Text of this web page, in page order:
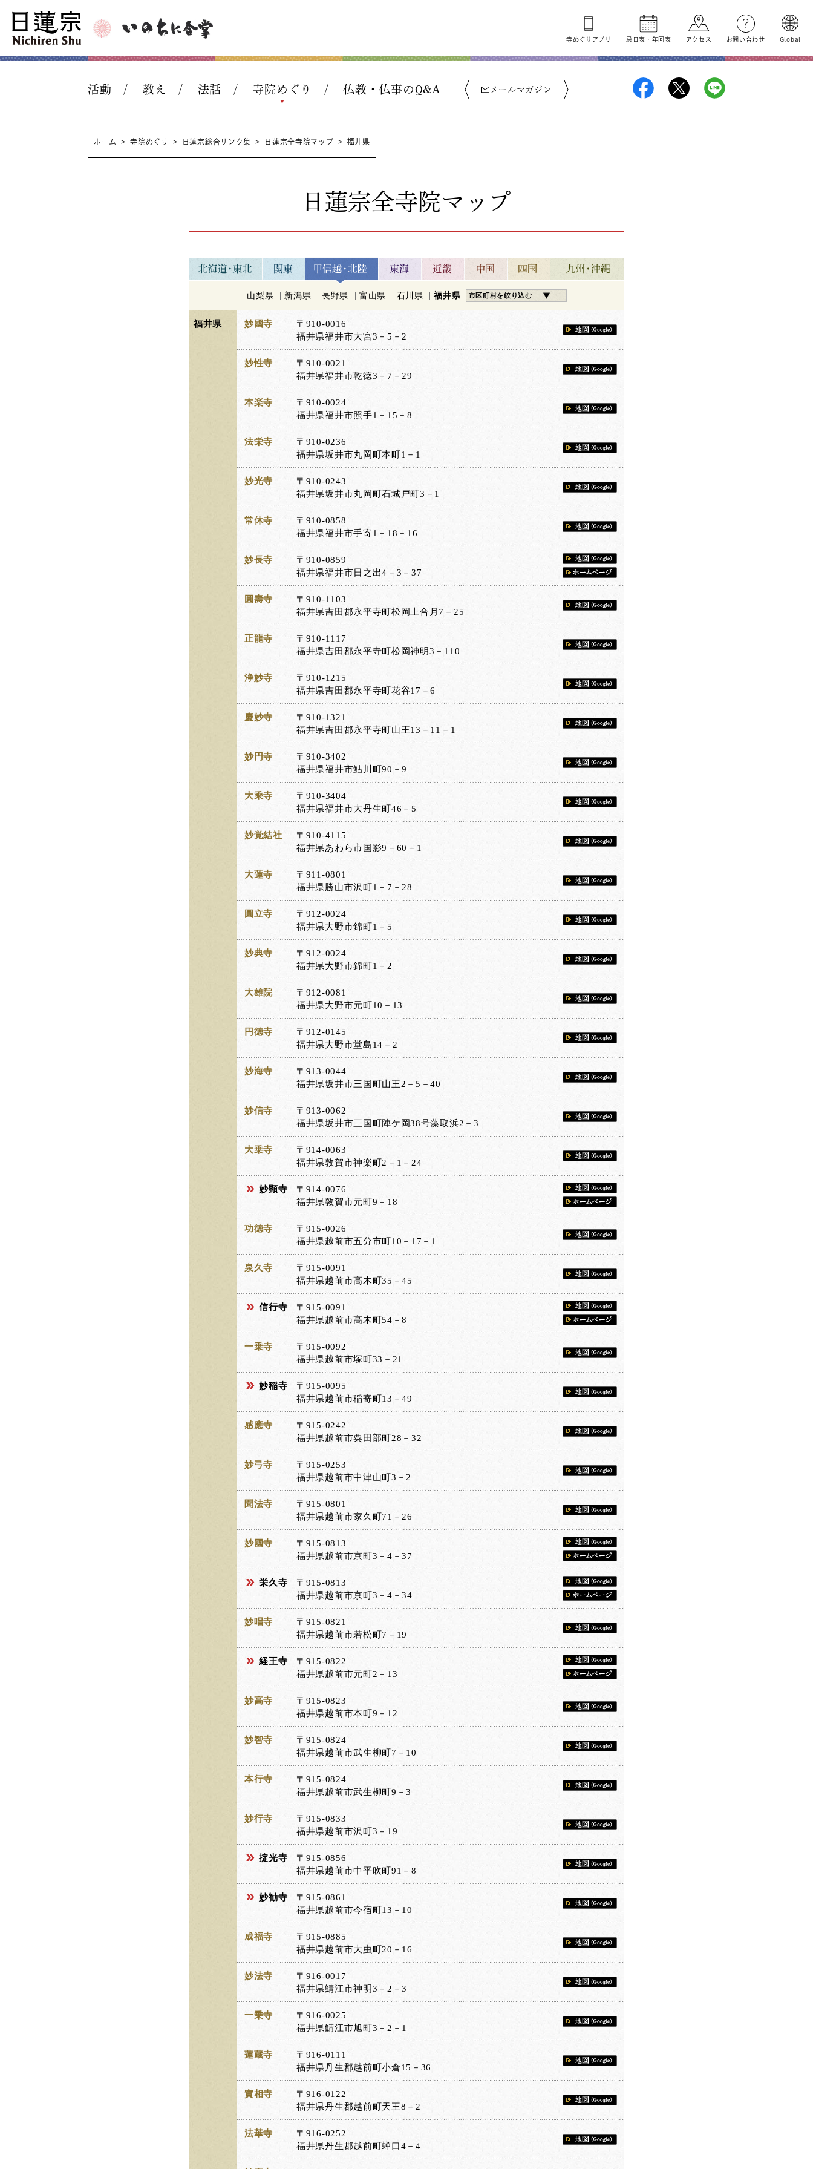
活動 教え 法話 寺院めぐり 仏教・仏事のQ&A メールマガジン
寺めぐり アプリ 忌日表 ・ 年回表 アクセス お問い合わせ Global
ホーム > 寺院めぐり > 日蓮宗総合リンク集 > 日蓮宗全寺院マップ > 福井県
日蓮宗全寺院マップ
山梨県 新潟県 長野県 富山県 石川県 福井県 市区町村を絞り込む
福井県 妙國寺
〒910-0016
福井県福井市大宮3－5－2
妙性寺
〒910-0021
福井県福井市乾徳3－7－29
本楽寺
〒910-0024
福井県福井市照手1－15－8
法栄寺
〒910-0236
福井県坂井市丸岡町本町1－1
妙光寺
〒910-0243
福井県坂井市丸岡町石城戸町3－1
常休寺
〒910-0858
福井県福井市手寄1－18－16
妙長寺
〒910-0859
福井県福井市日之出4－3－37
圓壽寺
〒910-1103
福井県吉田郡永平寺町松岡上合月7－25
正龍寺
〒910-1117
福井県吉田郡永平寺町松岡神明3－110
浄妙寺
〒910-1215
福井県吉田郡永平寺町花谷17－6
慶妙寺
〒910-1321
福井県吉田郡永平寺町山王13－11－1
妙円寺
〒910-3402
福井県福井市鮎川町90－9
大乘寺
〒910-3404
福井県福井市大丹生町46－5
妙覚結社
〒910-4115
福井県あわら市国影9－60－1
大蓮寺
〒911-0801
福井県勝山市沢町1－7－28
圓立寺
〒912-0024
福井県大野市錦町1－5
妙典寺
〒912-0024
福井県大野市錦町1－2
大雄院
〒912-0081
福井県大野市元町10－13
円徳寺
〒912-0145
福井県大野市堂島14－2
妙海寺
〒913-0044
福井県坂井市三国町山王2－5－40
妙信寺
〒913-0062
福井県坂井市三国町陣ケ岡38号藻取浜2－3
大乗寺
〒914-0063
福井県敦賀市神楽町2－1－24
妙顕寺
〒914-0076
福井県敦賀市元町9－18
功徳寺
〒915-0026
福井県越前市五分市町10－17－1
泉久寺
〒915-0091
福井県越前市高木町35－45
信行寺
〒915-0091
福井県越前市高木町54－8
一乗寺
〒915-0092
福井県越前市塚町33－21
妙稲寺
〒915-0095
福井県越前市稲寄町13－49
感應寺
〒915-0242
福井県越前市粟田部町28－32
妙弓寺
〒915-0253
福井県越前市中津山町3－2
聞法寺
〒915-0801
福井県越前市家久町71－26
妙國寺
〒915-0813
福井県越前市京町3－4－37
栄久寺
〒915-0813
福井県越前市京町3－4－34
妙唱寺
〒915-0821
福井県越前市若松町7－19
経王寺
〒915-0822
福井県越前市元町2－13
妙高寺
〒915-0823
福井県越前市本町9－12
妙智寺
〒915-0824
福井県越前市武生柳町7－10
本行寺
〒915-0824
福井県越前市武生柳町9－3
妙行寺
〒915-0833
福井県越前市沢町3－19
掟光寺
〒915-0856
福井県越前市中平吹町91－8
妙勧寺
〒915-0861
福井県越前市今宿町13－10
成福寺
〒915-0885
福井県越前市大虫町20－16
妙法寺
〒916-0017
福井県鯖江市神明3－2－3
一乗寺
〒916-0025
福井県鯖江市旭町3－2－1
蓮蔵寺
〒916-0111
福井県丹生郡越前町小倉15－36
實相寺
〒916-0122
福井県丹生郡越前町天王8－2
法華寺
〒916-0252
福井県丹生郡越前町蝉口4－4